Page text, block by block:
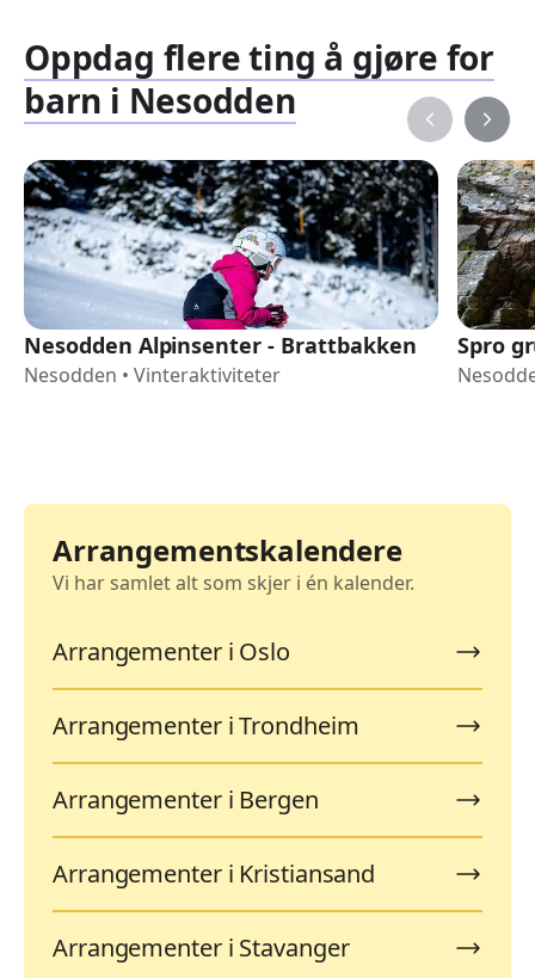
Oppdag flere ting å gjøre for
barn i Nesodden
Nesodden Alpinsenter - Brattbakken
Nesodden • Vinteraktiviteter
Spro
Arrangementskalendere
Vi har samlet alt som skjer i én kalender.
Arrangementer i Oslo
Arrangementer i Trondheim
Arrangementer i Bergen
Arrangementer i Kristiansand
Arrangementer i Stavanger